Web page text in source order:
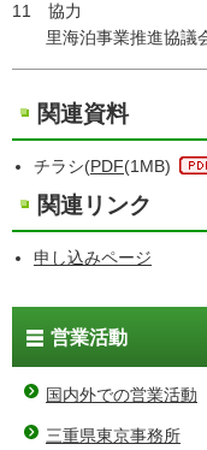
11 協力
里海泊事業推進協議会
関連資料
チラシ(PDF(1MB)
関連リンク
申し込みページ
営業活動
国内外での営業活動
三重県東京事務所